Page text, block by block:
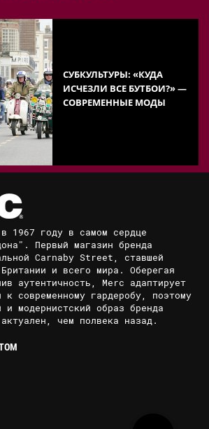
СУБКУЛЬТУРЫ: «КУДА
ИСЧЕЗЛИ ВСЕ БУТБОИ?» —
СОВРЕМЕННЫЕ МОДЫ
1967 году в самом сердце
Первый магазин бренда
Carnaby Street, ставшей
и всего мира. Оберегая
аутентичность, Merc адаптирует
к современному гардеробу, поэтому
и модернистский образ бренда
чем полвека назад.